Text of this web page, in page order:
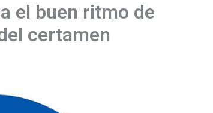
el buen ritmo de
certamen